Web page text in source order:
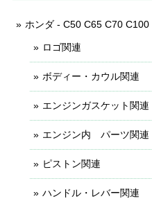
ホンダ - C50 C65 C70 C100
ロゴ関連
ボディー・カウル関連
エンジンガスケット関連
エンジン内 パーツ関連
ピストン関連
ハンドル・レバー関連